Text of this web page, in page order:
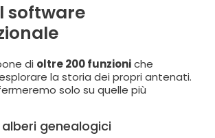
software
di oltre 200 funzioniche
la storia dei propri antenati.
solo su quelle più
genealogici